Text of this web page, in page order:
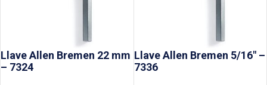
Llave Allen Bremen 22 mm
– 7324
Llave Allen Bremen 5/16″ –
7336